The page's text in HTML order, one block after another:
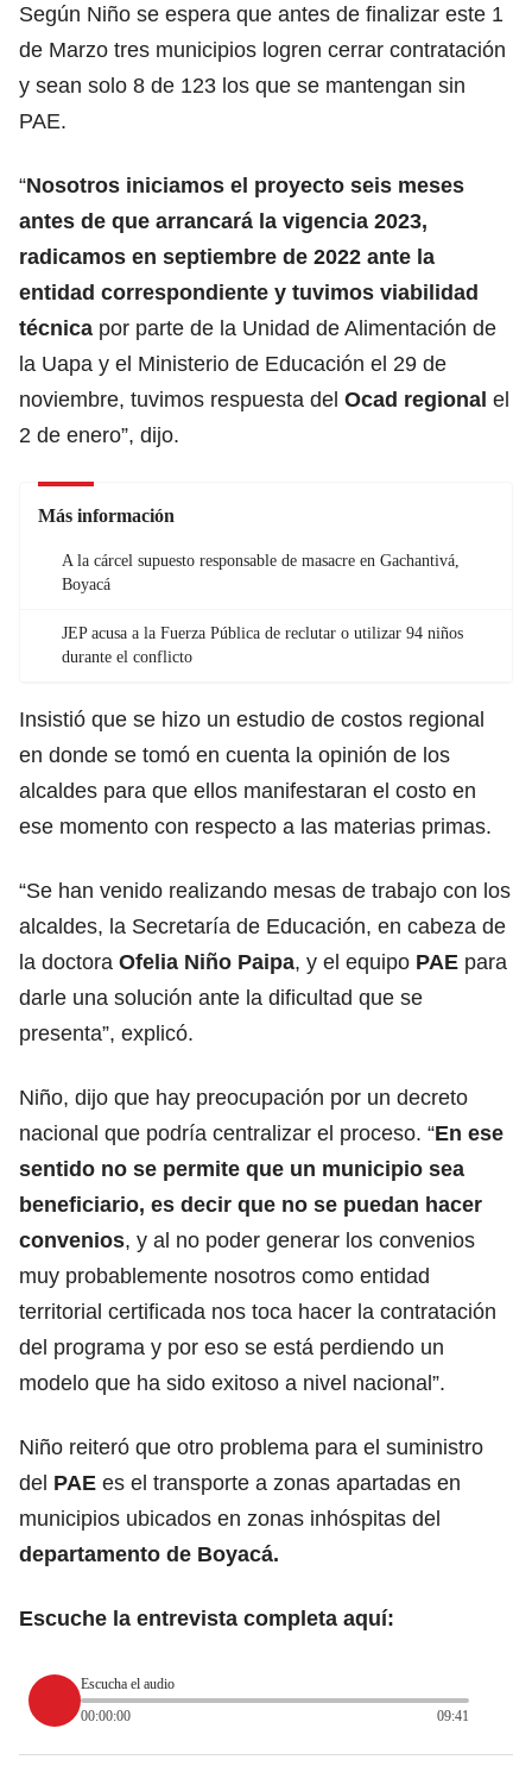
Según Niño se espera que antes de finalizar este 1
de Marzo tres municipios logren cerrar contratación
y sean solo 8 de 123 los que se mantengan sin
PAE.
“Nosotros iniciamos el proyecto seis meses
antes de que arrancará la vigencia 2023,
radicamos en septiembre de 2022 ante la
entidad correspondiente y tuvimos viabilidad
técnica por parte de la Unidad de Alimentación de
la Uapa y el Ministerio de Educación el 29 de
noviembre, tuvimos respuesta del Ocad regional el
2 de enero”, dijo.
Más información
A la cárcel supuesto responsable de masacre en Gachantivá,
Boyacá
JEP acusa a la Fuerza Pública de reclutar o utilizar 94 niños
durante el conflicto
Insistió que se hizo un estudio de costos regional
en donde se tomó en cuenta la opinión de los
alcaldes para que ellos manifestaran el costo en
ese momento con respecto a las materias primas.
“Se han venido realizando mesas de trabajo con los
alcaldes, la Secretaría de Educación, en cabeza de
la doctora Ofelia Niño Paipa, y el equipo PAE para
darle una solución ante la dificultad que se
presenta”, explicó.
Niño, dijo que hay preocupación por un decreto
nacional que podría centralizar el proceso. “En ese
sentido no se permite que un municipio sea
beneficiario, es decir que no se puedan hacer
convenios, y al no poder generar los convenios
muy probablemente nosotros como entidad
territorial certificada nos toca hacer la contratación
del programa y por eso se está perdiendo un
modelo que ha sido exitoso a nivel nacional”.
Niño reiteró que otro problema para el suministro
del PAE es el transporte a zonas apartadas en
municipios ubicados en zonas inhóspitas del
departamento de Boyacá.
Escuche la entrevista completa aquí:
Escucha el audio
00:00:00
09:41